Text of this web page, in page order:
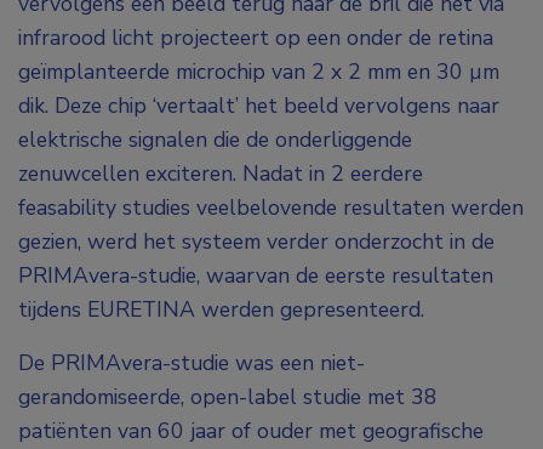
infrarood licht projecteert op een onder de retina
geïmplanteerde microchip van 2 x 2 mm en 30 µm
dik. Deze chip ‘vertaalt’ het beeld vervolgens naar
elektrische signalen die de onderliggende
zenuwcellen exciteren. Nadat in 2 eerdere
feasability studies veelbelovende resultaten werden
gezien, werd het systeem verder onderzocht in de
PRIMAvera-studie, waarvan de eerste resultaten
tijdens EURETINA werden gepresenteerd.
De PRIMAvera-studie was een niet-
gerandomiseerde, open-label studie met 38
patiënten van 60 jaar of ouder met geografische